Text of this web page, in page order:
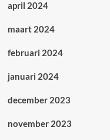
april 2024
maart 2024
februari 2024
januari 2024
december 2023
november 2023